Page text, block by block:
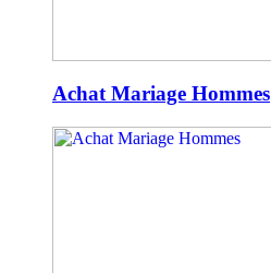
Achat Mariage Hommes